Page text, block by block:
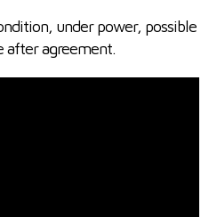
under power, possible
after agreement.